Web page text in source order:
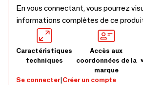
En vous connectant, vous pourrez
informations complètes de ce
Caractéristiques
techniques
Accès aux
coordonnées de la
marque
Se connecter|Créer un compte